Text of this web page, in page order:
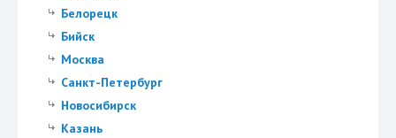
Белорецк
Бийск
Москва
Санкт-Петербург
Новосибирск
Казань